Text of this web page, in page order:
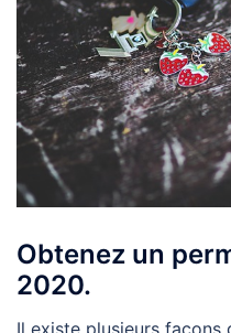
Obtenez un
2020.